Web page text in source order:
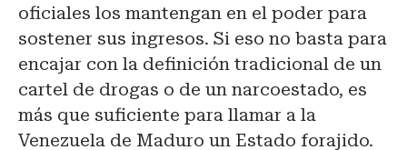
oficiales los mantengan en el poder para
sostener sus ingresos. Si eso no basta para
encajar con la definición tradicional de un
cartel de drogas o de un narcoestado, es
más que suficiente para llamar a la
Venezuela de Maduro un Estado forajido.